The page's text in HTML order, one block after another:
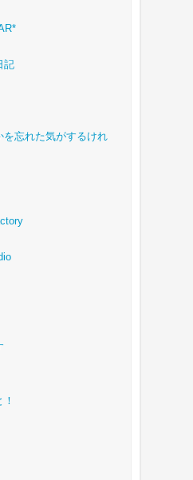
記
を忘れた気がするけれ